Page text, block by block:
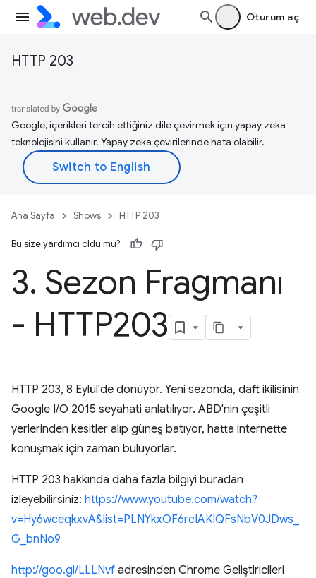
Oturum aç
HTTP 203
Google, içerikleri tercih ettiğiniz dile çevirmek için yapay zeka
teknolojisini kullanır. Yapay zeka çevirilerinde hata olabilir.
Ana Sayfa Shows HTTP 203
Bu size yardımcı oldu mu?
3. Sezon Fragmanı
- HTTP203
HTTP 203, 8 Eylül'de dönüyor. Yeni sezonda, daft ikilisinin
Google I/O 2015 seyahati anlatılıyor. ABD'nin çeşitli
yerlerinden kesitler alıp güneş batıyor, hatta internette
konuşmak için zaman buluyorlar.
HTTP 203 hakkında daha fazla bilgiyi buradan
izleyebilirsiniz: https://www.youtube.com/watch?
v=Hy6wceqkxvA&list=PLNYkxOF6rcIAKIQFsNbV0JDws_
G_bnNo9
http://goo.gl/LLLNvf adresinden Chrome Geliştiricileri